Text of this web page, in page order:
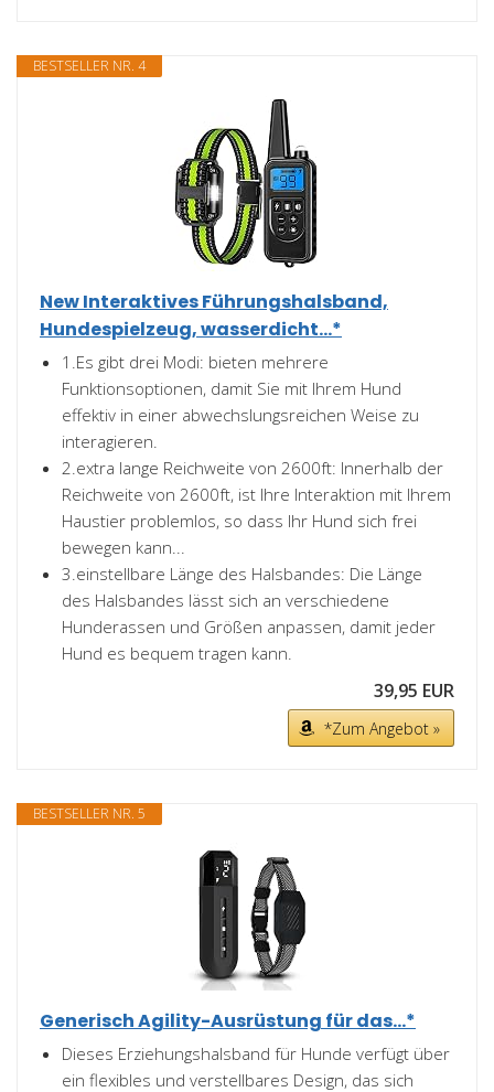
BESTSELLER NR. 4
New Interaktives Führungshalsband,
Hundespielzeug, wasserdicht...*
1.Es gibt drei Modi: bieten mehrere
Funktionsoptionen, damit Sie mit Ihrem Hund
effektiv in einer abwechslungsreichen Weise zu
interagieren.
2.extra lange Reichweite von 2600ft: Innerhalb der
Reichweite von 2600ft, ist Ihre Interaktion mit Ihrem
Haustier problemlos, so dass Ihr Hund sich frei
bewegen kann...
3.einstellbare Länge des Halsbandes: Die Länge
des Halsbandes lässt sich an verschiedene
Hunderassen und Größen anpassen, damit jeder
Hund es bequem tragen kann.
39,95 EUR
*Zum Angebot »
BESTSELLER NR. 5
Generisch Agility-Ausrüstung für das...*
Dieses Erziehungshalsband für Hunde verfügt über
ein flexibles und verstellbares Design, das sich